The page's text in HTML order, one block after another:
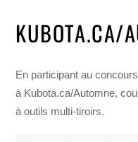
KUBOTA.CA/
En participant au
à Kubota.ca/Automne,
à outils multi-tiroirs.